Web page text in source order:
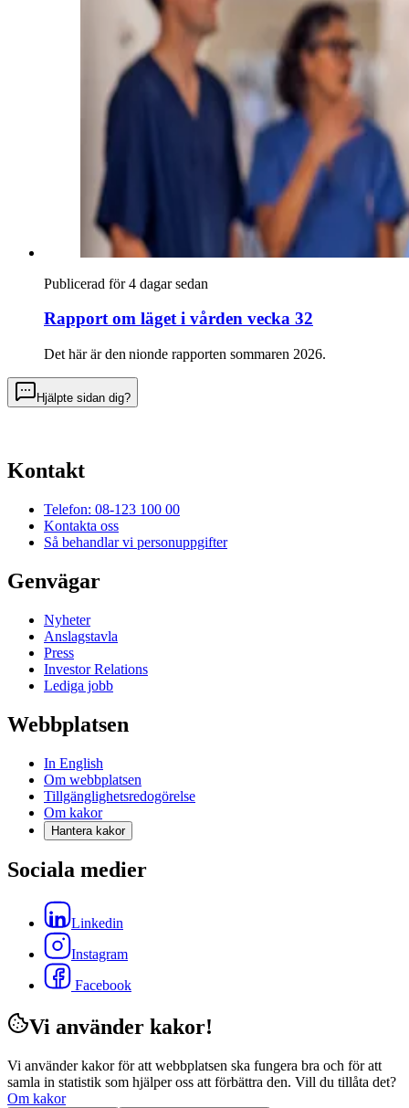
Publicerad för 4 dagar sedan
Rapport om läget i vården vecka 32
Det här är den nionde rapporten sommaren 2026.
Hjälpte sidan dig?
Kontakt
Telefon: 08-123 100 00
Kontakta oss
Så behandlar vi personuppgifter
Genvägar
Nyheter
Anslagstavla
Press
Investor Relations
Lediga jobb
Webbplatsen
In English
Om webbplatsen
Tillgänglighetsredogörelse
Om kakor
Hantera kakor
Sociala medier
Linkedin
Instagram
Facebook
Vi använder kakor!
Vi använder kakor för att webbplatsen ska fungera bra och för att
samla in statistik som hjälper oss att förbättra den. Vill du tillåta det?
Om kakor